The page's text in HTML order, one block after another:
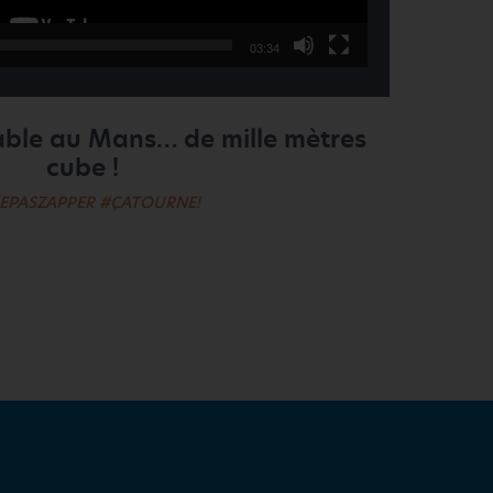
03:34
au Mans… de mille mètres
cube !
#ÇATOURNE!